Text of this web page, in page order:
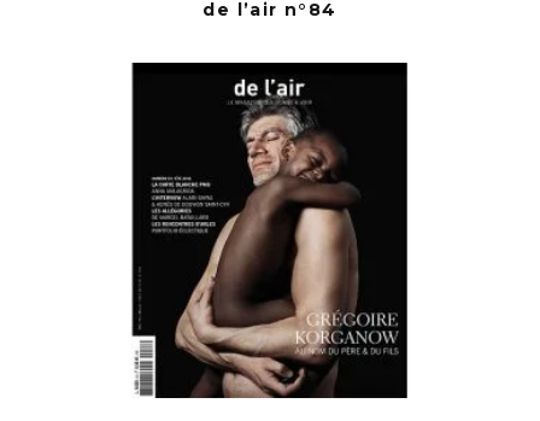
de l’air n°84